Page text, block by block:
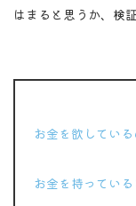
はまると思うか、検
お金を欲してい
お金を持ってい